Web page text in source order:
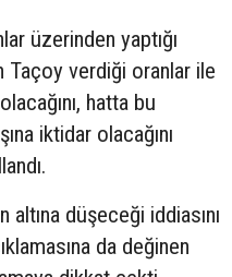
üzerinden yaptığı
Taçoy verdiği oranlar ile
hatta bu
iktidar olacağını
altına düşeceği iddiasını
da değinen